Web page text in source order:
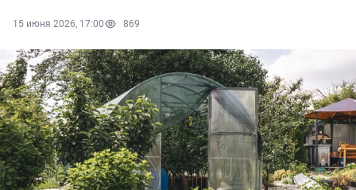
15 июня 2026, 17:00 869